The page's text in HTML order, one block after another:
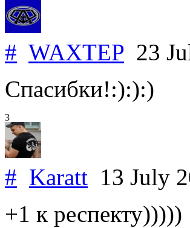
# WAXTEP 23
Спасибки!:):):)
3
# Karatt 13 July
+1 к респекту)))))